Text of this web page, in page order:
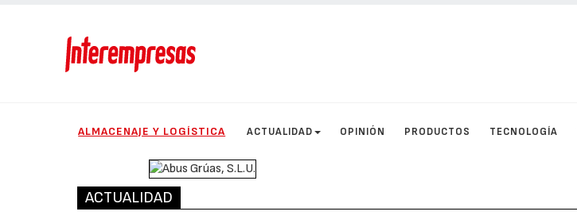
ALMACENAJE Y LOGÍSTICA ACTUALIDAD OPINIÓN PRODUCTOS TECNOLOGÍA
ACTUALIDAD